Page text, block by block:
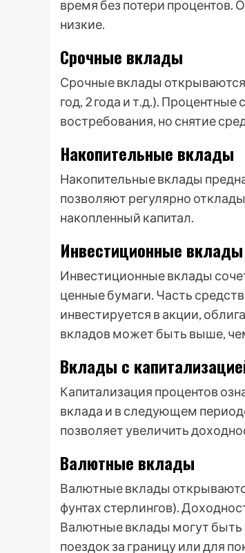
время без потери процентов.
низкие.
Срочные вклады
Срочные вклады
год, 2 года и т.д.).
востребования, но снятие
Накопительные вклады
Накопительные вклады
позволяют регулярно
накопленный капитал.
Инвестиционные вклады
Инвестиционные вклады
ценные бумаги. Часть
инвестируется в акции,
вкладов может быть выше,
Вклады с
Капитализация процентов
вклада и в следующем
позволяет увеличить
Валютные вклады
Валютные вклады
фунтах стерлингов).
Валютные вклады могут быть
поездок за границу или для